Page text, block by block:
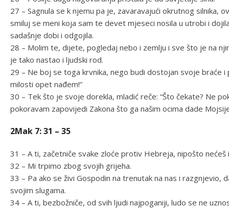
27 – Sagnula se k njemu pa je, zavaravajući okrutnog silnika,
smiluj se meni koja sam te devet mjeseci nosila u utrobi i
sadašnje dobi i odgojila.
28 – Molim te, dijete, pogledaj nebo i zemlju i sve što je na
je tako nastao i ljudski rod.
29 – Ne boj se toga krvnika, nego budi dostojan svoje
milosti opet nađem!”
30 – Tek što je svoje dorekla, mladić reče: “Što čekate? Ne
pokoravam zapovijedi Zakona što ga našim ocima dade
2Mak 7: 31 – 35
31 – A ti, začetniče svake zloće protiv Hebreja, nipošto nećeš
32 – Mi trpimo zbog svojih grijeha.
33 – Pa ako se živi Gospodin na trenutak na nas i razgnjevio,
svojim slugama.
34 – A ti, bezbožniče, od svih ljudi najpoganiji, ludo se ne